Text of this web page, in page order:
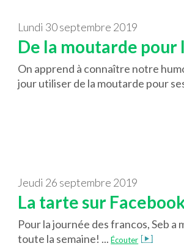
lundi 30 septembre 2019
De la moutarde pour
On apprend à connaître notre
jour utiliser de la moutarde pour
jeudi 26 septembre 2019
La tarte sur
Pour la journée des francos, Seb
toute la semaine! ... Écouter